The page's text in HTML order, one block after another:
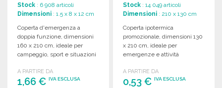
Stock : 6 908 articoli
Dimensioni : 1.5 x 8 x 12 cm
Coperta d'emergenza a
doppia funzione, dimensioni
160 x 210 cm, ideale per
campeggio, sport e situazioni
A PARTIRE DA
1,66 € IVA ESCLUSA
Stock : 14 049 articoli
Dimensioni : 210 x 130 cm
Coperta ipotermica
promozionale, dimensioni 130
x 210 cm, ideale per
emergenze e attività
A PARTIRE DA
0,53 €IVA ESCLUSA